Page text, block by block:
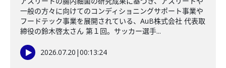
一般の方々に向けてのコンディショニングサポート事業や
フードテック事業を展開されている、AuB株式会社 代表取
締役の鈴木啓太さん 第１回。サッカー選手...
2026.07.20 |00:13:24